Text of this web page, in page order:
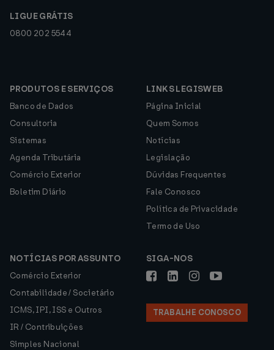
LIGUE GRÁTIS
0800 202 5544
PRODUTOS E SERVIÇOS
Banco de Dados
Consultoria
Sistemas
Agenda Tributária
Comércio Exterior
Boletim Diário
LINKS LEGISWEB
Página Inicial
Quem Somos
Notícias
Legislação
Dúvidas Frequentes
Fale Conosco
Política de Privacidade
Termo de Uso
NOTÍCIAS POR ASSUNTO
Comércio Exterior
Contabilidade / Societário
ICMS, IPI, ISS e Outros
IR / Contribuições
Simples Nacional
SIGA-NOS
TRABALHE CONOSCO